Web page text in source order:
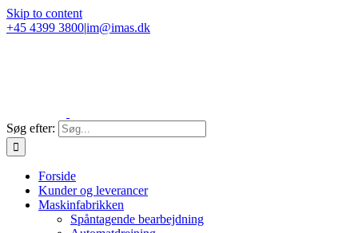
Skip to content
+45 4399 3800|im@imas.dk
Søg efter:
Forside
Kunder og leverancer
Maskinfabrikken
Spåntagende bearbejdning